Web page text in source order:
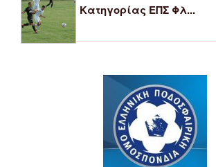
Κατηγορίας ΕΠΣ Φλ...